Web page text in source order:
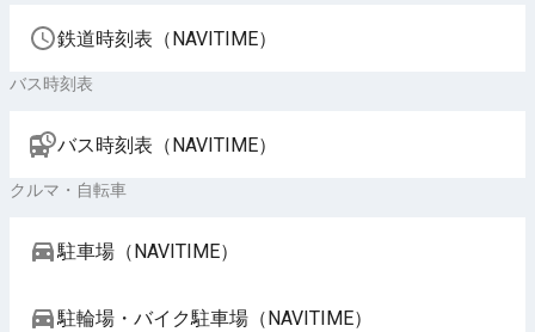
鉄道時刻表（NAVITIME）
バス時刻表
バス時刻表（NAVITIME）
クルマ・自転車
駐車場（NAVITIME）
駐輪場・バイク駐車場（NAVITIME）